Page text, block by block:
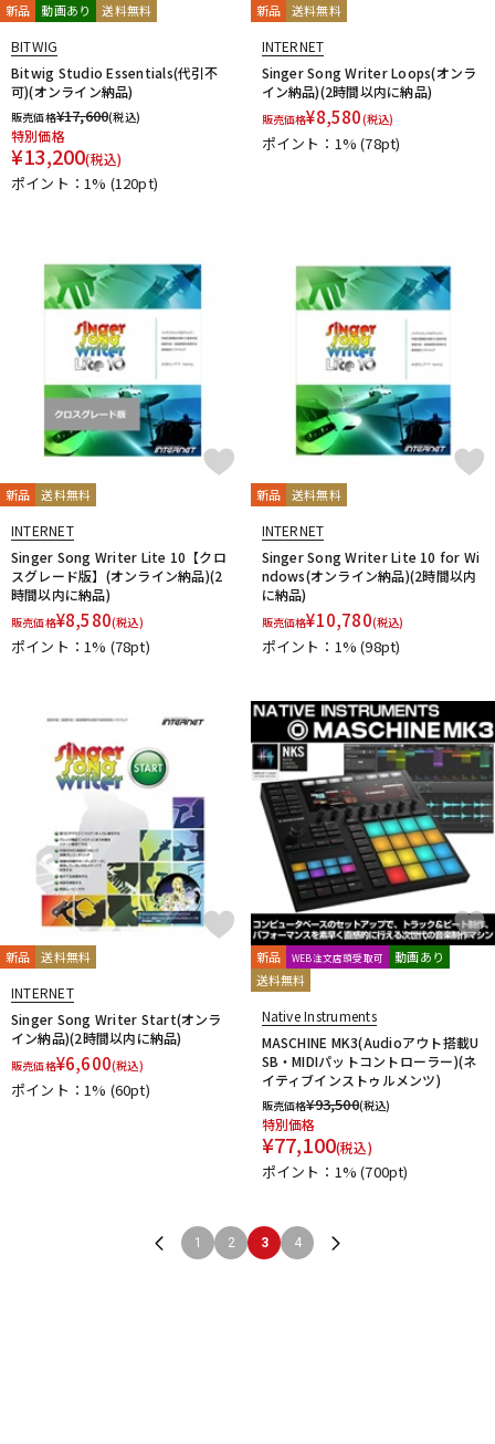
新品 動画あり 送料無料
BITWIG
Bitwig Studio Essentials(代引不
可)(オンライン納品)
販売価格¥17,600(税込)
特別価格
¥13,200(税込)
ポイント：1% (120pt)
新品 送料無料
INTERNET
Singer Song Writer Loops(オンラ
イン納品)(2時間以内に納品)
販売価格¥8,580(税込)
ポイント：1%(78pt)
新品 送料無料
INTERNET
Singer Song Writer Lite 10【クロ
スグレード版】(オンライン納品)(2
時間以内に納品)
販売価格¥8,580(税込)
ポイント：1% (78pt)
新品 送料無料
INTERNET
Singer Song Writer Lite 10 for Wi
ndows(オンライン納品)(2時間以内
に納品)
販売価格¥10,780(税込)
ポイント：1%(98pt)
新品 送料無料
INTERNET
Singer Song Writer Start(オンラ
イン納品)(2時間以内に納品)
販売価格¥6,600(税込)
ポイント：1% (60pt)
新品 WEB注文店頭受取可
動画あり
送料無料
Native Instruments
MASCHINE MK3(Audioアウト搭載U
SB・MIDIパットコントローラー)(ネ
イティブインストゥルメンツ)
販売価格¥93,500(税込)
特別価格
¥77,100(税込)
ポイント：1%(700pt)
1 2 3 4